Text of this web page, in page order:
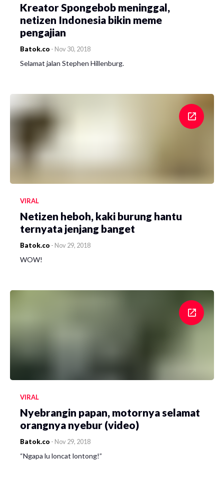
Kreator Spongebob meninggal,
netizen Indonesia bikin meme
pengajian
Batok.co - Nov 30, 2018
Selamat jalan Stephen Hillenburg.
VIRAL
Netizen heboh, kaki burung hantu
ternyata jenjang banget
Batok.co - Nov 29, 2018
WOW!
VIRAL
Nyebrangin papan, motornya selamat
orangnya nyebur (video)
Batok.co - Nov 29, 2018
“Ngapa lu loncat lontong!”